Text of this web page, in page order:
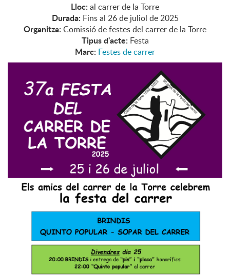
Lloc: al carrer de la Torre
Durada: Fins al 26 de juliol de 2025
Organitza: Comissió de festes del carrer de la Torre
Tipus d'acte: Festa
Marc: Festes de carrer